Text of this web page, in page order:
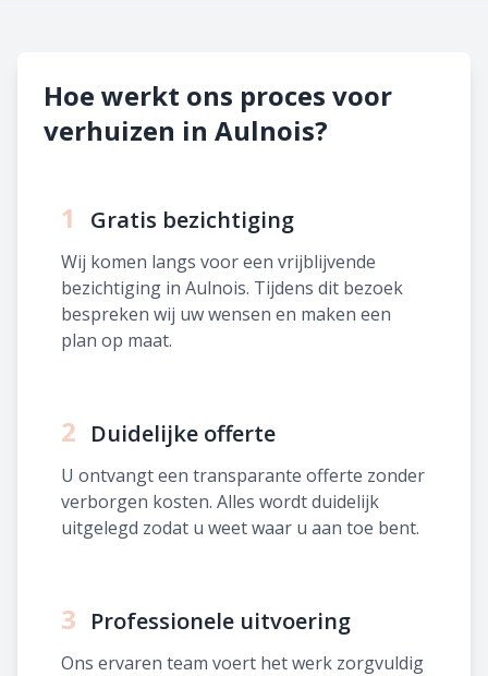
Hoe werkt ons proces voor
verhuizen in Aulnois?
1 Gratis bezichtiging
Wij komen langs voor een vrijblijvende
bezichtiging in Aulnois. Tijdens dit bezoek
bespreken wij uw wensen en maken een
plan op maat.
2 Duidelijke offerte
U ontvangt een transparante offerte zonder
verborgen kosten. Alles wordt duidelijk
uitgelegd zodat u weet waar u aan toe bent.
3 Professionele uitvoering
Ons ervaren team voert het werk zorgvuldig